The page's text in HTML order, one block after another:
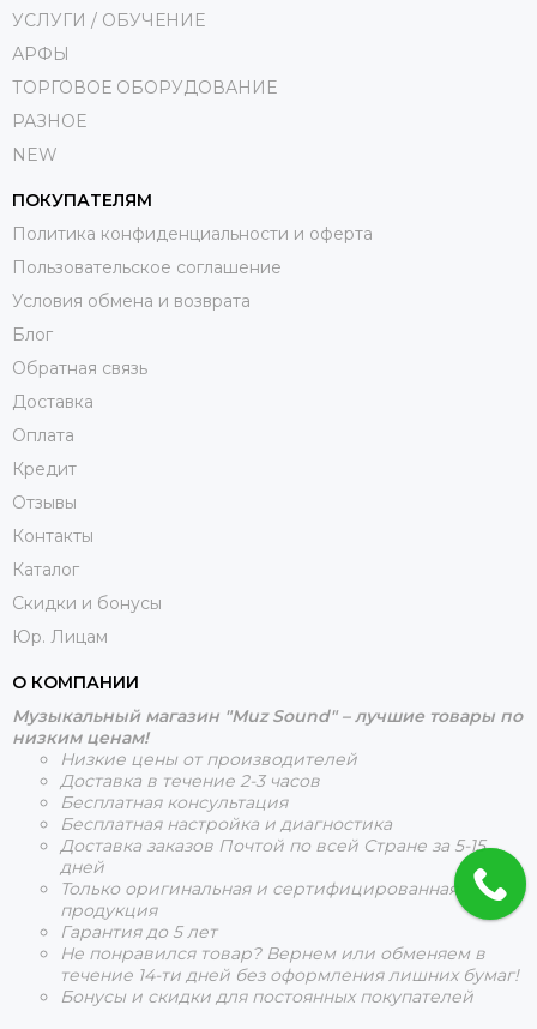
УСЛУГИ / ОБУЧЕНИЕ
АРФЫ
ТОРГОВОЕ ОБОРУДОВАНИЕ
РАЗНОЕ
NEW
ПОКУПАТЕЛЯМ
Политика конфиденциальности и оферта
Пользовательское соглашение
Условия обмена и возврата
Блог
Обратная связь
Доставка
Оплата
Кредит
Отзывы
Контакты
Каталог
Скидки и бонусы
Юр. Лицам
О КОМПАНИИ
Музыкальный магазин "Muz Sound" – лучшие товары по
низким ценам!
Низкие цены от производителей
Доставка в течение 2-3 часов
Бесплатная консультация
Бесплатная настройка и диагностика
Доставка заказов Почтой по всей Стране за 5-15
дней
Только оригинальная и сертифицированная
продукция
Гарантия до 5 лет
Не понравился товар? Вернем или обменяем в
течение 14-ти дней без оформления лишних бумаг!
Бонусы и скидки для постоянных покупателей